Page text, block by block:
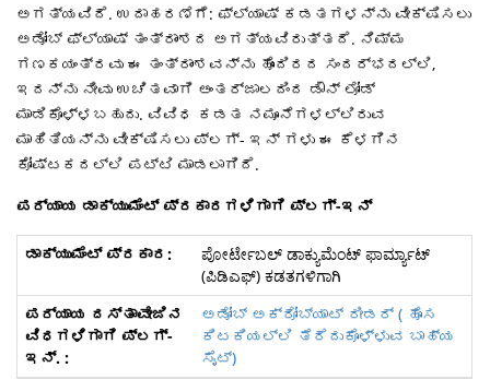
ಅಗತ್ಯವಿದೆ. ಉದಾಹರಣೆಗೆ: ಫ್ಲ್ಯಾಷ್ ಕಡತಗಳನ್ನು ವೀಕ್ಷಿಸಲು
ಅಡೋಬ್ ಫ್ಲ್ಯಾಷ್ ತಂತ್ರಾಂಶದ ಅಗತ್ಯವಿರುತ್ತದೆ. ನಿಮ್ಮ
ಗಣಕಯಂತ್ರವು ಈ ತಂತ್ರಾಂಶವನ್ನು ಹೊಂದಿರದ ಸಂದರ್ಭದಲ್ಲಿ,
ಇದನ್ನು ನೀವು ಉಚಿತವಾಗಿ ಅಂತರ್ಜಾಲದಿಂದ ಡೌನ್ ಲೋಡ್
ಮಾಡಿಕೊಳ್ಳಬಹುದು. ವಿವಿಧ ಕಡತ ನಮೂನೆಗಳಲ್ಲಿರುವ
ಮಾಹಿತಿಯನ್ನು ವೀಕ್ಷಿಸಲು ಪ್ಲಗ್- ಇನ್ ಗಳು ಈ ಕೆಳಗಿನ
ಕೋಷ್ಟಕದಲ್ಲಿ ಪಟ್ಟಿ ಮಾಡಲಾಗಿದೆ.
ಪರ್ಯಾಯ ಡಾಕ್ಯುಮೆಂಟ್ ಪ್ರಕಾರಗಳಿಗಾಗಿ ಪ್ಲಗ್-ಇನ್
ಪೋರ್ಟೇಬಲ್ ಡಾಕ್ಯುಮೆಂಟ್ ಫಾರ್ಮ್ಯಾಟ್
(ಪಿಡಿಎಫ್) ಕಡತಗಳಿಗಾಗಿ
ಅಡೋಬ್ ಅಕ್ರೋಬ್ಯಾಟ್ ರೀಡರ್ ( ಹೊಸ
ಕಿಟಕಿಯಲ್ಲಿ ತೆರೆದುಕೊಳ್ಳುವ ಬಾಹ್ಯ
ಸೈಟ್)